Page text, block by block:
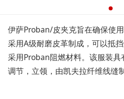
伊萨Proban/皮夹克旨在确保使
采用A级耐磨皮革制成，可以抵
采用Proban阻燃材料。该服装
调节，立领，由凯夫拉纤维线缝